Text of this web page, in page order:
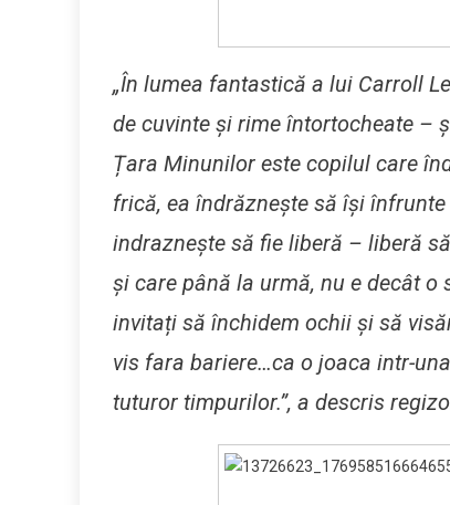
„În lumea fantastică a lui Carroll
de cuvinte și rime întortocheate –
Țara Minunilor este copilul care
frică, ea îndrăznește să își
indraznește să fie liberă – liberă
și care până la urmă, nu e decât
invitați să închidem ochii și să
vis fara bariere…ca o joaca intr-
tuturor timpurilor.”, a descris